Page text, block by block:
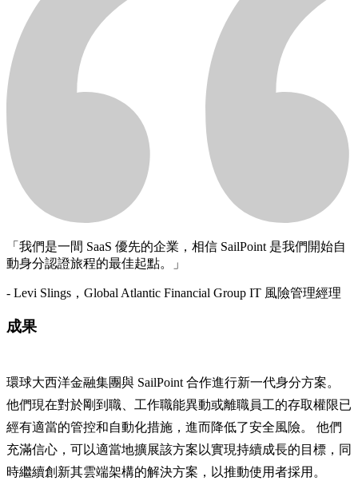
「我們是一間 SaaS 優先的企業，相信 SailPoint 是我們開始自
動身分認證旅程的最佳起點。」
- Levi Slings，Global Atlantic Financial Group IT 風險管理經理
成果
環球大西洋金融集團與 SailPoint 合作進行新一代身分方案。
他們現在對於剛到職、工作職能異動或離職員工的存取權限已
經有適當的管控和自動化措施，進而降低了安全風險。 他們
充滿信心，可以適當地擴展該方案以實現持續成長的目標，同
時繼續創新其雲端架構的解決方案，以推動使用者採用。